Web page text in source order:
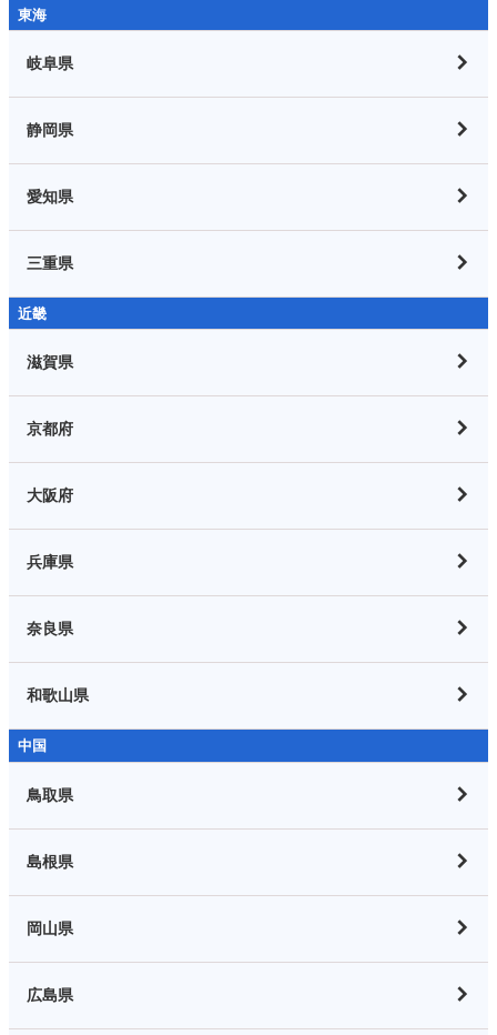
東海
岐阜県
静岡県
愛知県
三重県
近畿
滋賀県
京都府
大阪府
兵庫県
奈良県
和歌山県
中国
鳥取県
島根県
岡山県
広島県